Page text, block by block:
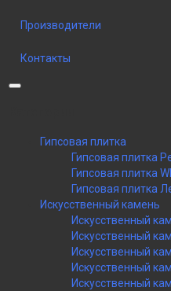
Производители
Контакты
Гипсовая плитка
Гипсовая плитка
Гипсовая плитка
Гипсовая плитка
Искусственный камень
Искусственный
Искусственный
Искусственный
Искусственный
Искусственный